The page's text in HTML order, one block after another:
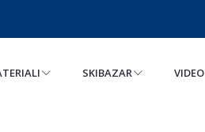
SKIBAZAR VIDEO